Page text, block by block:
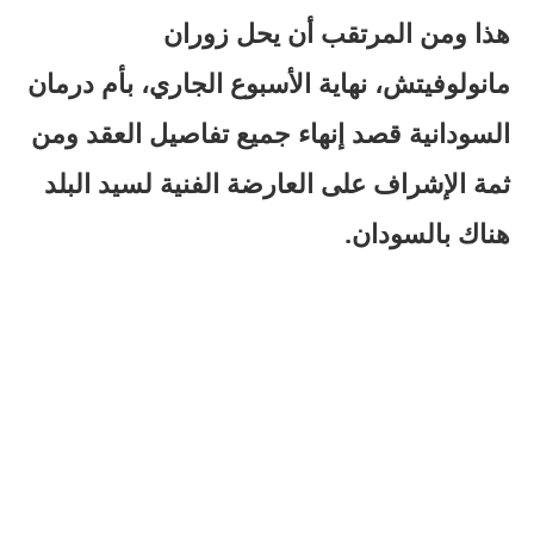
هذا ومن المرتقب أن يحل زوران
مانولوفيتش، نهاية الأسبوع الجاري، بأم درمان
السودانية قصد إنهاء جميع تفاصيل العقد ومن
ثمة الإشراف على العارضة الفنية لسيد البلد
هناك بالسودان.